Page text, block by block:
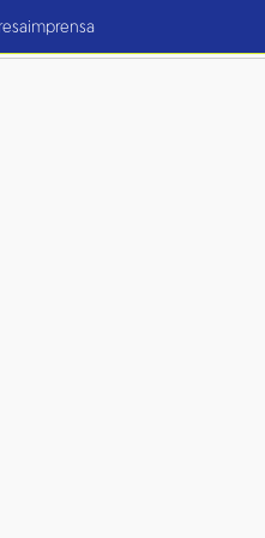
imprensa